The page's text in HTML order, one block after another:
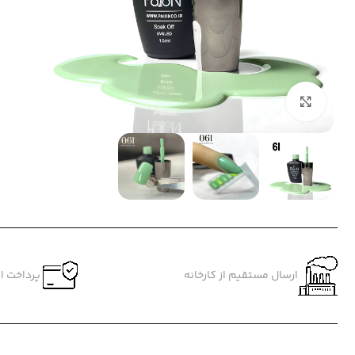
بزرگنمایی تصویر
ارسال مستقیم از کارخانه پرداخت